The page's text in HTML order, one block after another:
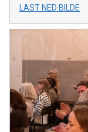
LAST NED BILDE